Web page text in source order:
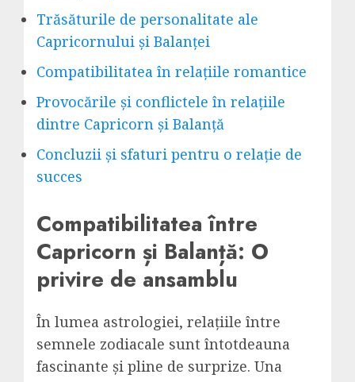
Trăsăturile de personalitate ale
Capricornului și Balanței
Compatibilitatea în relațiile romantice
Provocările și conflictele în relațiile
dintre Capricorn și Balanță
Concluzii și sfaturi pentru o relație de
succes
Compatibilitatea între
Capricorn și Balanță: O
privire de ansamblu
În lumea astrologiei, relațiile între
semnele zodiacale sunt întotdeauna
fascinante și pline de surprize. Una